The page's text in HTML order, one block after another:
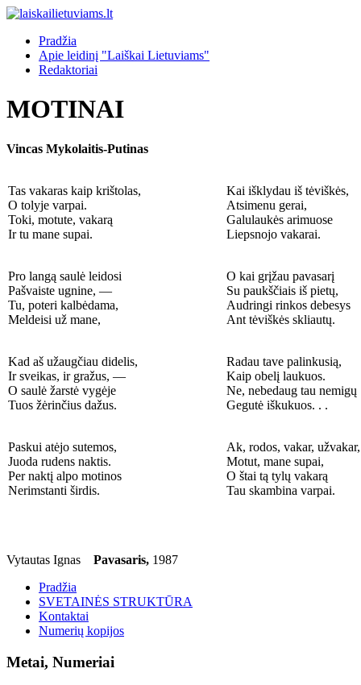
Pradžia
Apie leidinį "Laiškai Lietuviams"
Redaktoriai
MOTINAI
Vincas Mykolaitis-Putinas
Tas vakaras kaip krištolas,
O tolyje varpai.
Toki, motute, vakarą
Ir tu mane supai.
Pro langą saulė leidosi
Pašvaiste ugnine, —
Tu, poteri kalbėdama,
Meldeisi už mane,
Kad aš užaugčiau didelis,
Ir sveikas, ir gražus, —
O saulė žarstė vygėje
Tuos žėrinčius dažus.
Paskui atėjo sutemos,
Juoda rudens naktis.
Per naktį alpo motinos
Nerimstanti širdis.
Kai išklydau iš tėviškės,
Atsimenu gerai,
Galulaukės arimuose
Liepsnojo vakarai.
O kai grįžau pavasarį
Su paukščiais iš pietų,
Audringi rinkos debesys
Ant tėviškės skliautų.
Radau tave palinkusią,
Kaip obelį laukuos.
Ne, nebedaug tau nemigų
Gegutė iškukuos. . .
Ak, rodos, vakar, užvakar,
Motut, mane supai,
O štai tą tylų vakarą
Tau skambina varpai.
Vytautas Ignas Pavasaris, 1987
Pradžia
SVETAINĖS STRUKTŪRA
Kontaktai
Numerių kopijos
Metai, Numeriai